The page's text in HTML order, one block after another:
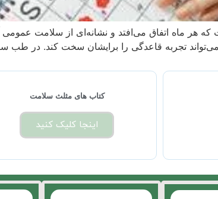
هر ماه اتفاق می‌افتد و نشانه‌ای از سلامت عمومی
تجربه قاعدگی را برایشان سخت کند. در طب
کتاب های مثلث سلامت
اینجا کلیک کنید